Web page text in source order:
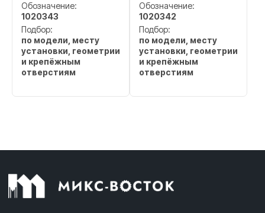
Обозначение:
1020343
Подбор:
по модели, месту
установки, геометрии
и крепёжным
отверстиям
Обозначение:
1020342
Подбор:
по модели, месту
установки, геометрии
и крепёжным
отверстиям